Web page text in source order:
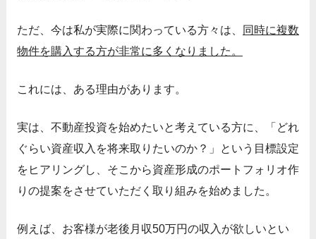
ただ、今は私が実際に関わっている方々は、
同時に複数
物件を購入する方が非常に多くなりました。
これには、ある理由があります。
実は、不動産投資を始めたいと考えている方に、「どれ
ぐらい資産収入を将来取りたいのか？」という目標設定
をヒアリングし、そこから資産形成のポートフォリオ作
りの提案をさせていただく取り組みを始めました。
例えば、お客様が老後月収50万円の収入が欲しいとい